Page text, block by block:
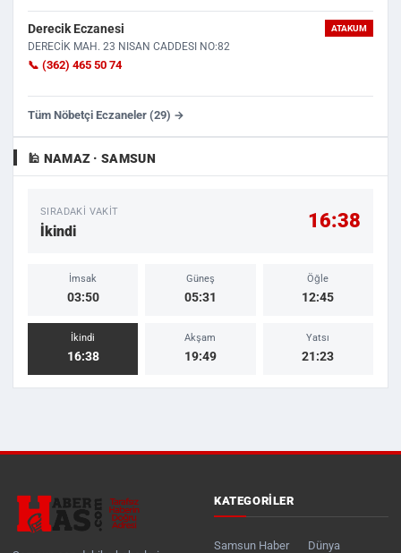
Derecik Eczanesi ATAKUM
DERECİK MAH. 23 NISAN CADDESI NO:82
📞 (362) 465 50 74
Tüm Nöbetçi Eczaneler (29) →
🕌 NAMAZ · SAMSUN
SIRADAKI VAKIT
İkindi 16:38
İmsak
03:50
Güneş
05:31
Öğle
12:45
İkindi
16:38
Akşam
19:49
Yatsı
21:23
KATEGORILER
Samsun Haber Dünya